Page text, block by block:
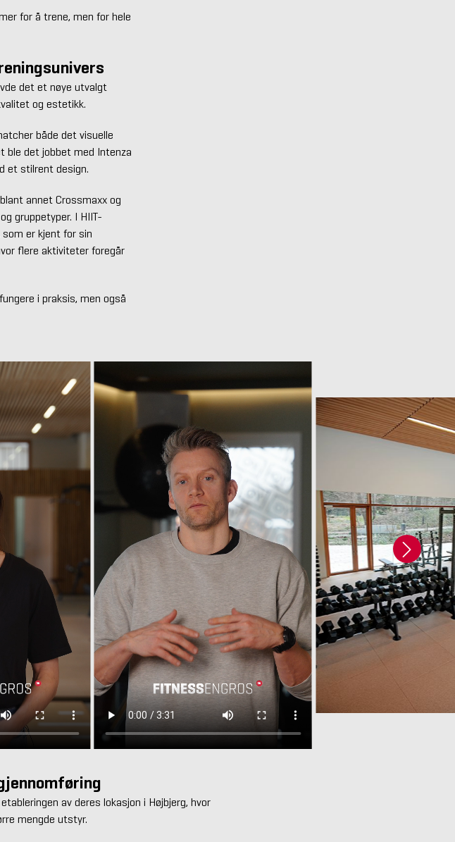
for å trene, men for hele
det et nøye utvalgt
og estetikk.
både det visuelle
ble det jobbet med Intenza
et stilrent design.
annet Crossmaxx og
gruppetyper. I HIIT-
er kjent for sin
flere aktiviteter foregår
i praksis, men også
av deres lokasjon i Højbjerg, hvor
mengde utstyr.